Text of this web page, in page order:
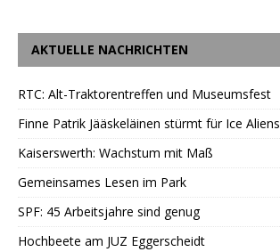
AKTUELLE NACHRICHTEN
RTC: Alt-Traktorentreffen und Museumsfest
Finne Patrik Jääskeläinen stürmt für Ice Aliens
Kaiserswerth: Wachstum mit Maß
Gemeinsames Lesen im Park
SPF: 45 Arbeitsjahre sind genug
Hochbeete am JUZ Eggerscheidt